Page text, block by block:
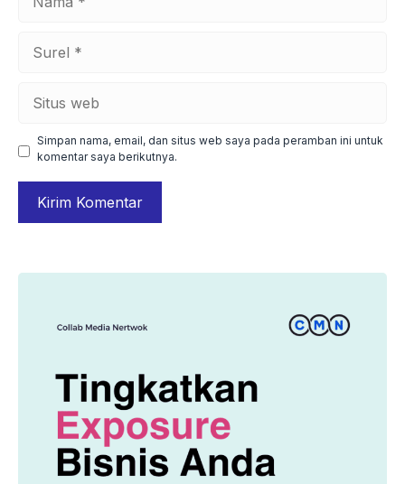
web
Simpan nama, email, dan situs web saya pada peramban ini untuk
komentar saya berikutnya.